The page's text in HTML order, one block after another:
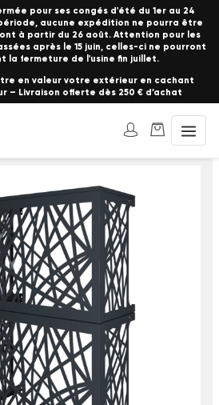
pour ses congés d'été du 1er au 24
aucune expédition ne pourra être
à partir du 26 août. Attention pour les
après le 15 juin, celles-ci ne pourront
la fermeture de l'usine fin juillet.
en valeur votre extérieur en cachant
– Livraison offerte dès 250 € d’achat
design à motifs double Vertical - Modèle